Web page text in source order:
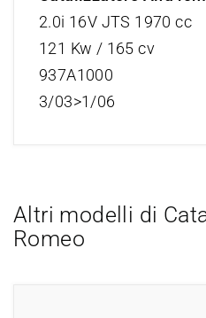
2.0i 16V JTS 1970 cc
121 Kw / 165 cv
937A1000
3/03>1/06
Altri modelli di
Romeo